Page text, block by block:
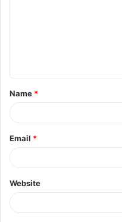
t
*
Name *
Email *
Website